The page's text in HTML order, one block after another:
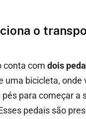
o
conta com dois
uma bicicleta, onde
para começar a
pedais são